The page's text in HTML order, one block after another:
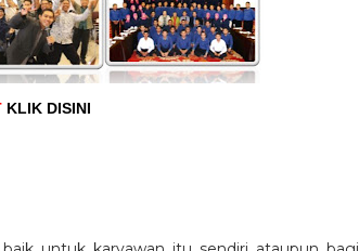
KLIK DISINI